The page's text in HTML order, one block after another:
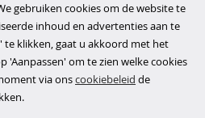
gebruiken cookies om de website te
inhoud en advertenties aan te
te klikken, gaat u akkoord met het
'Aanpassen' om te zien welke cookies
via onscookiebeleid de